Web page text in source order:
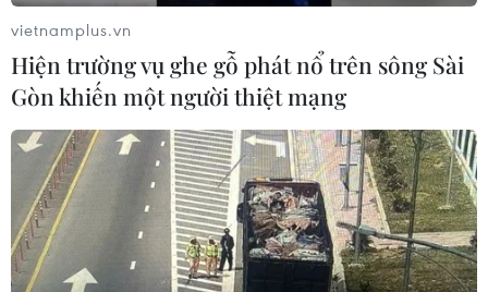
chống tội phạm và vi phạm pháp luật
06/08/2026 04:13
Cảnh báo thủ đoạn lừa đảo đưa lao
động thời vụ sang Hàn Quốc
06/08/2026 04:11
vietnamplus.vn
Hiện trường vụ ghe gỗ phát nổ trên sông Sài
Gòn khiến một người thiệt mạng